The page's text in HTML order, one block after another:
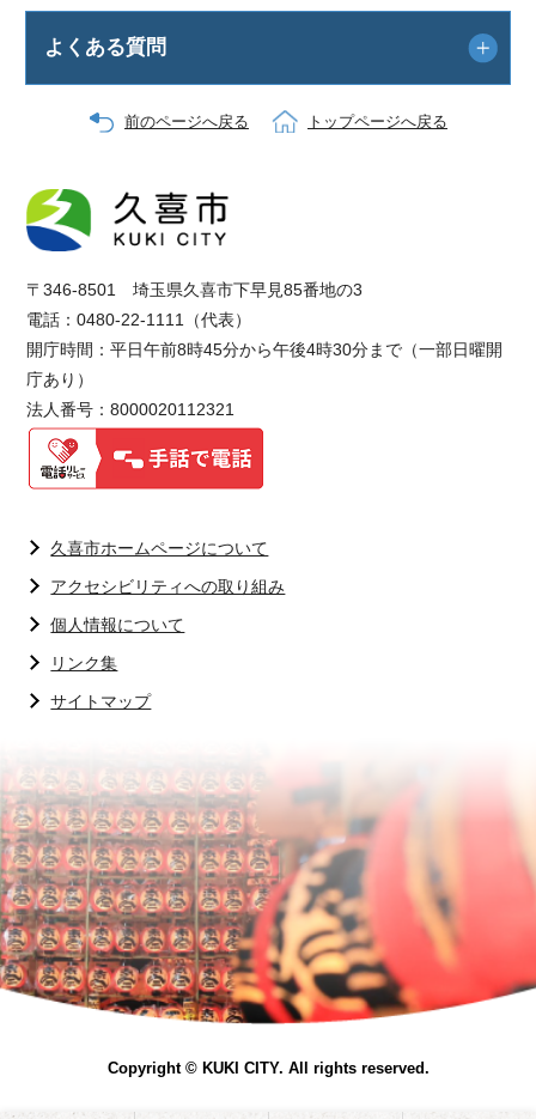
よくある質問
前のページへ戻る トップページへ戻る
〒346-8501 埼玉県久喜市下早見85番地の3
電話：0480-22-1111（代表）
開庁時間：平日午前8時45分から午後4時30分まで（一部日曜開
庁あり）
法人番号：8000020112321
久喜市ホームページについて
アクセシビリティへの取り組み
個人情報について
リンク集
サイトマップ
Copyright © KUKI CITY. All rights reserved.